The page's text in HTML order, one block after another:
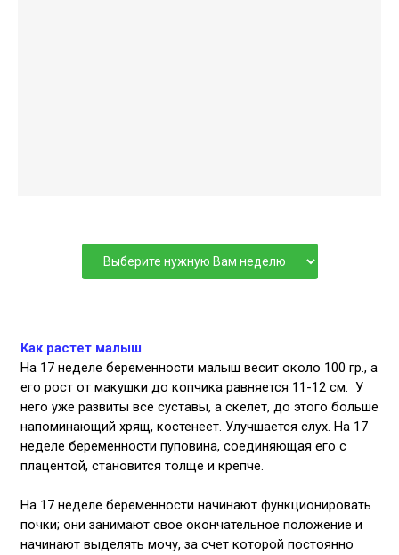
Как растет малыш
На 17 неделе беременности малыш весит около 100 гр., а
его рост от макушки до копчика равняется 11-12 см. У
него уже развиты все суставы, а скелет, до этого больше
напоминающий хрящ, костенеет. Улучшается слух. На 17
неделе беременности пуповина, соединяющая его с
плацентой, становится толще и крепче.
На 17 неделе беременности начинают функционировать
почки; они занимают свое окончатель­ное положение и
начинают выделять мочу, за счет которой постоян­но